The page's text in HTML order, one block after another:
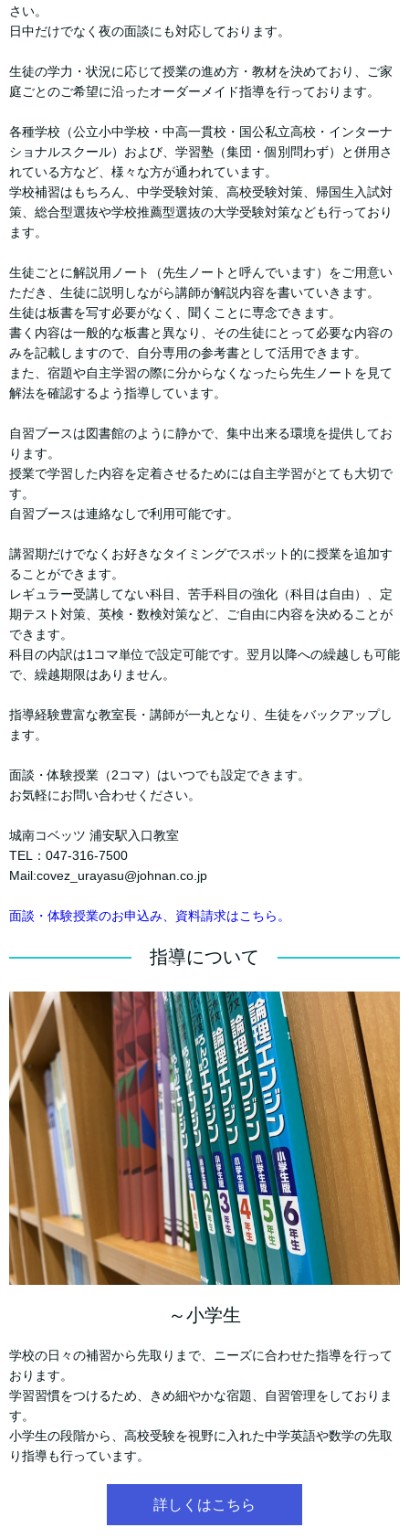
さい。
日中だけでなく夜の面談にも対応しております。
生徒の学力・状況に応じて授業の進め方・教材を決めており、ご家
庭ごとのご希望に沿ったオーダーメイド指導を行っております。
各種学校（公立小中学校・中高一貫校・国公私立高校・インターナ
ショナルスクール）および、学習塾（集団・個別問わず）と併用さ
れている方など、様々な方が通われています。
学校補習はもちろん、中学受験対策、高校受験対策、帰国生入試対
策、総合型選抜や学校推薦型選抜の大学受験対策なども行っており
ます。
生徒ごとに解説用ノート（先生ノートと呼んでいます）をご用意い
ただき、生徒に説明しながら講師が解説内容を書いていきます。
生徒は板書を写す必要がなく、聞くことに専念できます。
書く内容は一般的な板書と異なり、その生徒にとって必要な内容の
みを記載しますので、自分専用の参考書として活用できます。
また、宿題や自主学習の際に分からなくなったら先生ノートを見て
解法を確認するよう指導しています。
自習ブースは図書館のように静かで、集中出来る環境を提供してお
ります。
授業で学習した内容を定着させるためには自主学習がとても大切で
す。
自習ブースは連絡なしで利用可能です。
講習期だけでなくお好きなタイミングでスポット的に授業を追加す
ることができます。
レギュラー受講してない科目、苦手科目の強化（科目は自由）、定
期テスト対策、英検・数検対策など、ご自由に内容を決めることが
できます。
科目の内訳は1コマ単位で設定可能です。翌月以降への繰越しも可能
で、繰越期限はありません。
指導経験豊富な教室長・講師が一丸となり、生徒をバックアップし
ます。
面談・体験授業（2コマ）はいつでも設定できます。
お気軽にお問い合わせください。
城南コベッツ 浦安駅入口教室
TEL：047-316-7500
Mail:covez_urayasu@johnan.co.jp
面談・体験授業のお申込み、資料請求はこちら。
指導について
～小学生
学校の日々の補習から先取りまで、ニーズに合わせた指導を行って
おります。
学習習慣をつけるため、きめ細やかな宿題、自習管理をしておりま
す。
小学生の段階から、高校受験を視野に入れた中学英語や数学の先取
り指導も行っています。
詳しくはこちら